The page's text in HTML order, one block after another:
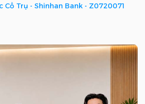
Cổ Trụ - Shinhan Bank - Z0720071